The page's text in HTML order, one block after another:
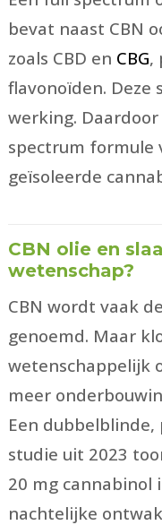
bevat naast CBN
zoals CBD en CBG,
flavonoïden. Deze
werking.
spectrum formule
geïsoleerde
CBN olie en
wetenschap?
CBN wordt vaak
genoemd. Maar
wetenschappelijk
meer
Een
studie uit 2023
20 mg
nachtelijke